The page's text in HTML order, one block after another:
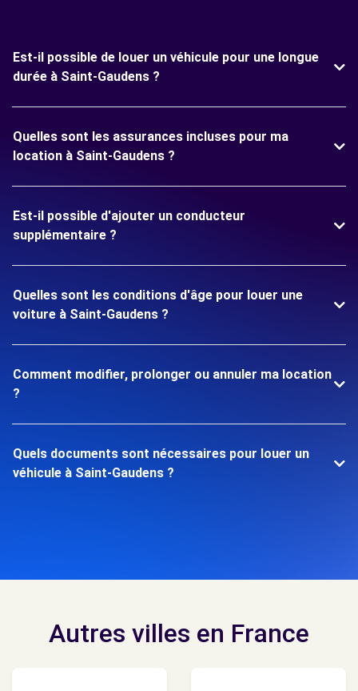
Est-il possible de louer un véhicule pour une longue
durée à Saint-Gaudens ?
Quelles sont les assurances incluses pour ma
location à Saint-Gaudens ?
Est-il possible d'ajouter un conducteur
supplémentaire ?
Quelles sont les conditions d'âge pour louer une
voiture à Saint-Gaudens ?
Comment modifier, prolonger ou annuler ma location
?
Quels documents sont nécessaires pour louer un
véhicule à Saint-Gaudens ?
Autres villes en France